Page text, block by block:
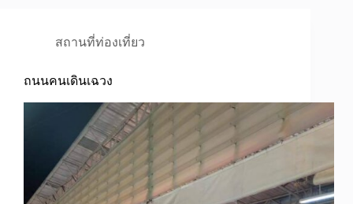
สถานที่ท่องเที่ยว
ถนนคนเดินเฉวง